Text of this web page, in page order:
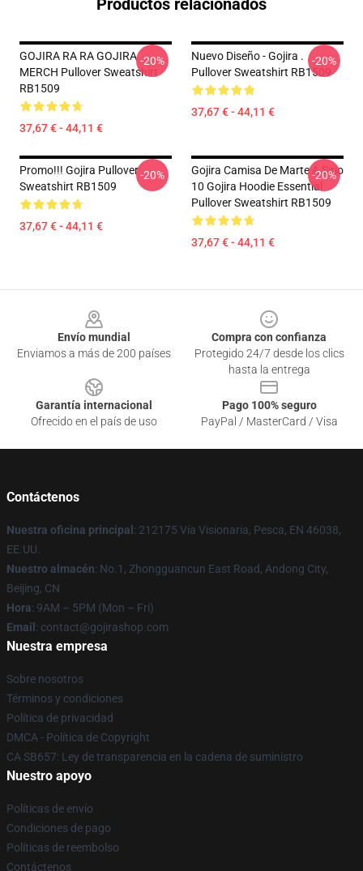
Productos relacionados
GOJIRA RA RA GOJIRA
MERCH Pullover Sweatshirt
RB1509
37,67 € - 44,11 €
-20%
Nuevo Diseño - Gojira .
Pullover Sweatshirt RB1509
37,67 € - 44,11 €
-20%
Promo!!! Gojira Pullover
Sweatshirt RB1509
37,67 € - 44,11 €
-20%
Gojira Camisa De Marte A Sirio
10 Gojira Hoodie Essential
Pullover Sweatshirt RB1509
37,67 € - 44,11 €
-20%
Envío mundial
Enviamos a más de 200 países
Compra con confianza
Protegido 24/7 desde los clics
hasta la entrega
Garantía internacional
Ofrecido en el país de uso
Pago 100% seguro
PayPal / MasterCard / Visa
Contáctenos
Nuestra oficina principal : 212175 Vía Visionaria, Pesca, EN 46038,
EE.UU.
Nuestro almacén: No.1, Zhongguancun East Road, Andong City,
Beijing, CN
Hora: 9AM – 5PM (Mon – Fri)
Email : contact@gojirashop.com
Nuestra empresa
Sobre nosotros
Términos y condiciones
Política de privacidad
DMCA - Política de Copyright
CA SB657: Ley de transparencia en la cadena de suministro
Nuestro apoyo
Políticas de envío
Condiciones de pago
Políticas de reembolso
Contáctenos